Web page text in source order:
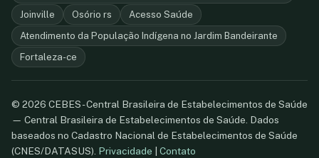
Joinville
Osório rs
Acesso Saúde
Atendimento da População Indígena no Jardim Bandeirante
Fortaleza-ce
© 2026 CEBES - Central Brasileira de Estabelecimentos de Saúde
— Central Brasileira de Estabelecimentos de Saúde. Dados
baseados no Cadastro Nacional de Estabelecimentos de Saúde
(CNES/DATASUS). Privacidade Contato